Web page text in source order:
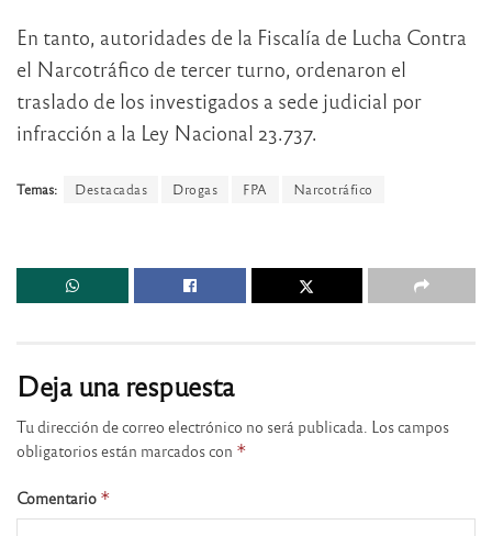
En tanto, autoridades de la Fiscalía de Lucha Contra
el Narcotráfico de tercer turno, ordenaron el
traslado de los investigados a sede judicial por
infracción a la Ley Nacional 23.737.
Temas: Destacadas Drogas FPA Narcotráfico
Deja una respuesta
Tu dirección de correo electrónico no será publicada. Los campos
obligatorios están marcados con *
Comentario *